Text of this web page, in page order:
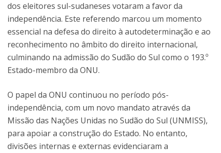
dos eleitores sul-sudaneses votaram a favor da
independência. Este referendo marcou um momento
essencial na defesa do direito à autodeterminação e ao
reconhecimento no âmbito do direito internacional,
culminando na admissão do Sudão do Sul como o 193.º
Estado-membro da ONU.
O papel da ONU continuou no período pós-
independência, com um novo mandato através da
Missão das Nações Unidas no Sudão do Sul (UNMISS),
para apoiar a construção do Estado. No entanto,
divisões internas e externas evidenciaram a